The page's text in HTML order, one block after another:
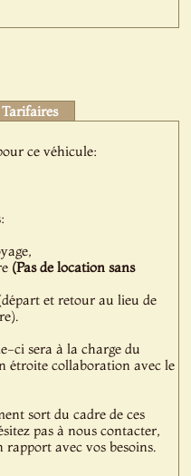
ce véhicule:
(Pas de location sans
et retour au lieu de
ci sera à la charge du
étroite collaboration avec le
sort du cadre de ces
pas à nous contacter,
avec vos besoins.